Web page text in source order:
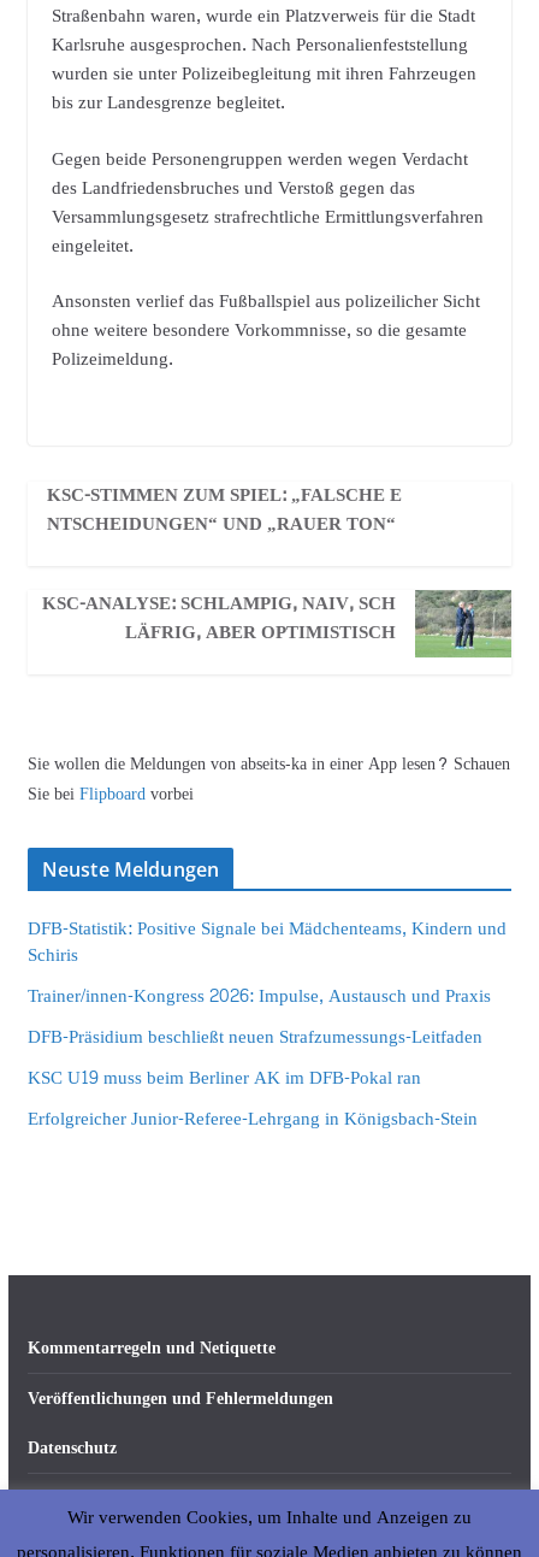
Straßenbahn waren, wurde ein Platzverweis für die Stadt
Karlsruhe ausgesprochen. Nach Personalienfeststellung
wurden sie unter Polizeibegleitung mit ihren Fahrzeugen
bis zur Landesgrenze begleitet.
Gegen beide Personengruppen werden wegen Verdacht
des Landfriedensbruches und Verstoß gegen das
Versammlungsgesetz strafrechtliche Ermittlungsverfahren
eingeleitet.
Ansonsten verlief das Fußballspiel aus polizeilicher Sicht
ohne weitere besondere Vorkommnisse, so die gesamte
Polizeimeldung.
KSC-STIMMEN ZUM SPIEL: „FALSCHE E
NTSCHEIDUNGEN“ UND „RAUER TON“
KSC-ANALYSE: SCHLAMPIG, NAIV, SCH
LÄFRIG, ABER OPTIMISTISCH
Sie wollen die Meldungen von abseits-ka in einer App lesen? Schauen
Sie beiFlipboardvorbei
Neuste Meldungen
DFB-Statistik: Positive Signale bei Mädchenteams, Kindern und
Schiris
Trainer/innen-Kongress 2026: Impulse, Austausch und Praxis
DFB-Präsidium beschließt neuen Strafzumessungs-Leitfaden
KSC U19 muss beim Berliner AK im DFB-Pokal ran
Erfolgreicher Junior-Referee-Lehrgang in Königsbach-Stein
Kommentarregeln und Netiquette
Veröffentlichungen und Fehlermeldungen
Datenschutz
Impressum
Über abseits-ka.de
Wir verwenden Cookies, um Inhalte und Anzeigen zu